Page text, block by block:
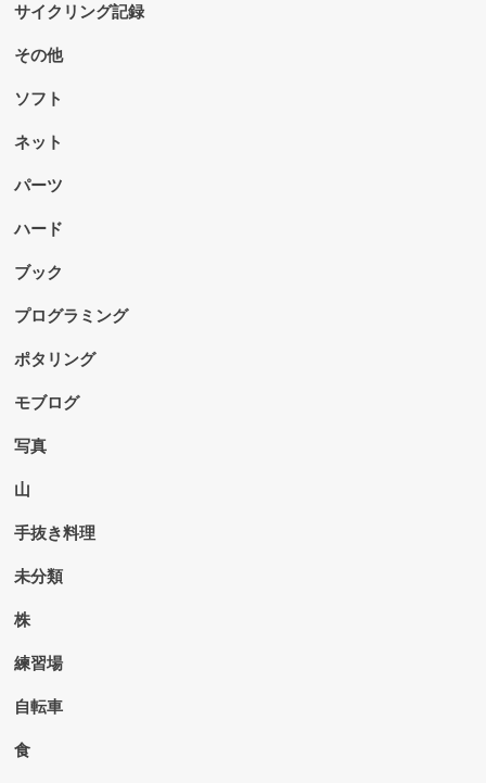
サイクリング記録
その他
ソフト
ネット
パーツ
ハード
ブック
プログラミング
ポタリング
モブログ
写真
山
手抜き料理
未分類
株
練習場
自転車
食